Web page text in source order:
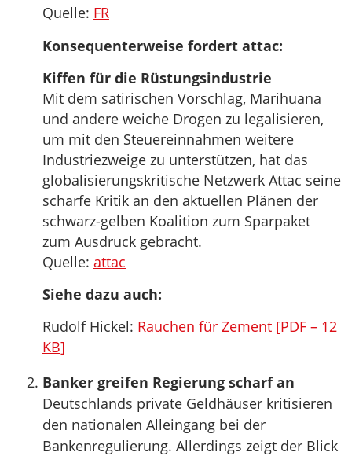
Quelle: FR
Konsequenterweise fordert attac:
Kiffen für die Rüstungsindustrie
Mit dem satirischen Vorschlag, Marihuana
und andere weiche Drogen zu legalisieren,
um mit den Steuereinnahmen weitere
Industriezweige zu unterstützen, hat das
globalisierungskritische Netzwerk Attac seine
scharfe Kritik an den aktuellen Plänen der
schwarz-gelben Koalition zum Sparpaket
zum Ausdruck gebracht.
Quelle: attac
Siehe dazu auch:
Rudolf Hickel: Rauchen für Zement [PDF – 12
KB]
Banker greifen Regierung scharf an
Deutschlands private Geldhäuser kritisieren
den nationalen Alleingang bei der
Bankenregulierung. Allerdings zeigt der Blick